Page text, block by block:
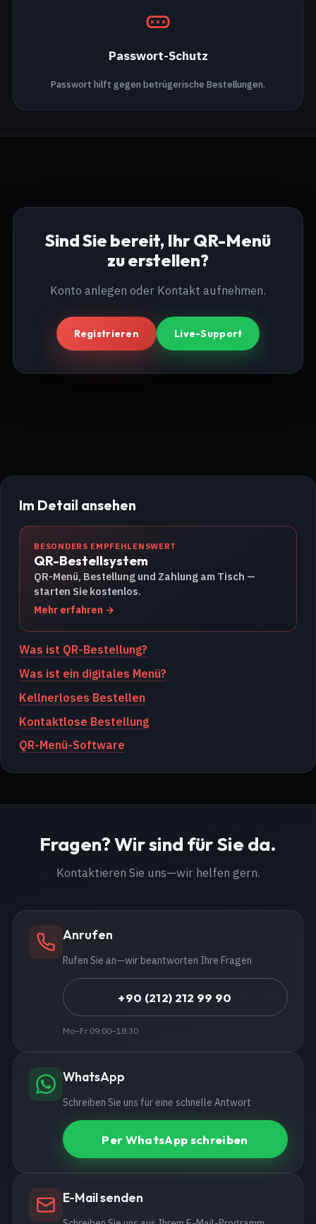
Passwort-Schutz
Passwort hilft gegen betrügerische Bestellungen.
Sind Sie bereit, Ihr QR-Menü
zu erstellen?
Konto anlegen oder Kontakt aufnehmen.
Registrieren Live-Support
Im Detail ansehen
BESONDERS EMPFEHLENSWERT
QR-Bestellsystem
QR-Menü, Bestellung und Zahlung am Tisch —
starten Sie kostenlos.
Mehr erfahren
Was ist QR-Bestellung?
Was ist ein digitales Menü?
Kellnerloses Bestellen
Kontaktlose Bestellung
QR-Menü-Software
Fragen? Wir sind für Sie da.
Kontaktieren Sie uns—wir helfen gern.
Anrufen
Rufen Sie an—wir beantworten Ihre Fragen
+90 (212) 212 99 90
Mo–Fr 09:00–18:30
WhatsApp
Schreiben Sie uns für eine schnelle Antwort
Per WhatsApp schreiben
E-Mail senden